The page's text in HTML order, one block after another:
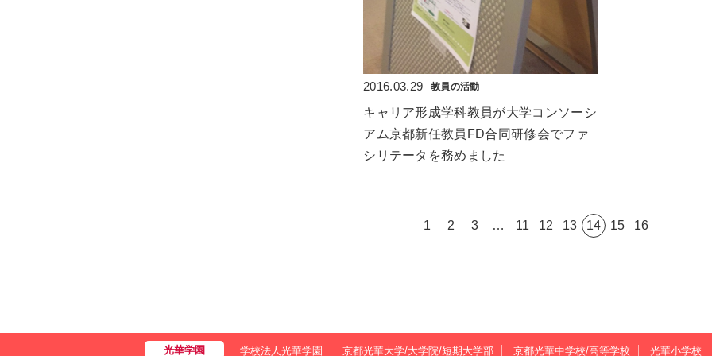
2016.03.29 教員の活動
キャリア形成学科教員が大学コンソーシ
アム京都新任教員FD合同研修会でファ
シリテータを務めました
1 2 3 … 11 12 13 14 15 16
学校法人光華学園 京都光華大学/大学院/短期大学部 京都光華中学校/高等学校 光華小学校